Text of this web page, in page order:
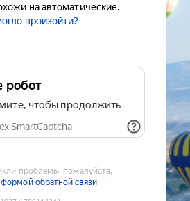
на автоматические.
произойти?
робот
чтобы продолжить
SmartCaptcha
проблемы, пожалуйста,
формой обратной связи